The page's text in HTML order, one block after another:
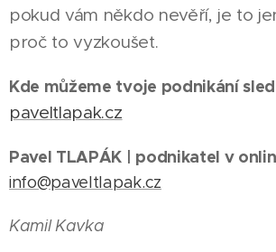
pokud vám někdo nevěří, je to
proč to vyzkoušet.
Kde můžeme tvoje podnikání
paveltlapak.cz
Pavel TLAPÁK | podnikatel v
info@paveltlapak.cz
Kamil Kavka
PARDUBICE
|Přechod
zaměstnání
na volnou
pro
fotografku
Michaelu
|Michaela
webům
dávat